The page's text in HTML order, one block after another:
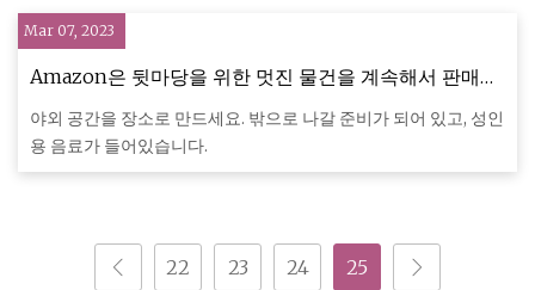
Mar 07, 2023
Amazon은 뒷마당을 위한 멋진 물건을 계속해서 판매하
고 있습니다.
야외 공간을 장소로 만드세요. 밖으로 나갈 준비가 되어 있고, 성인
용 음료가 들어있습니다.
22 23 24 25